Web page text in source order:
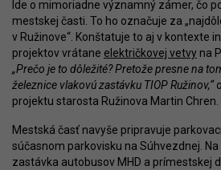
Ide o mimoriadne významný zámer, čo
mestskej časti. To ho označuje za
v Ružinove“. Konštatuje to aj v kontexte
projektov vrátane električkovej vetvy na
„Prečo je to dôležité? Pretože presne na
železnice vlakovú zastávku TIOP Ružinov,“
projektu starosta Ružinova Martin Chren.
Mestská časť navyše pripravuje
súčasnom parkovisku na Súhvezdnej.
zastávka autobusov MHD a prímestskej